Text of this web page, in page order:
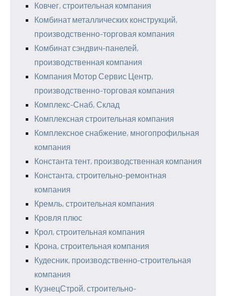
Ковчег, строительная компания
Комбинат металлических конструкций,
производственно-торговая компания
Комбинат сэндвич-панелей,
производственная компания
Компания Мотор Сервис Центр,
производственно-торговая компания
Комплекс-Снаб, Склад
Комплексная строительная компания
Комплексное снабжение, многопрофильная
компания
Константа тент, производственная компания
Константа, строительно-ремонтная
компания
Кремль, строительная компания
Кровля плюс
Крол, строительная компания
Крона, строительная компания
Кудесник, производственно-строительная
компания
КузнецСтрой, строительно-